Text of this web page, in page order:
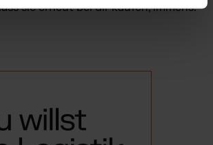
sie erneut bei dir kaufen, immens.